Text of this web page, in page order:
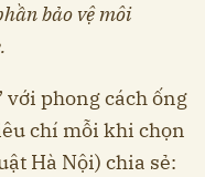
bảo vệ môi
với phong cách ống
chí mỗi khi chọn
Hà Nội) chia sẻ: